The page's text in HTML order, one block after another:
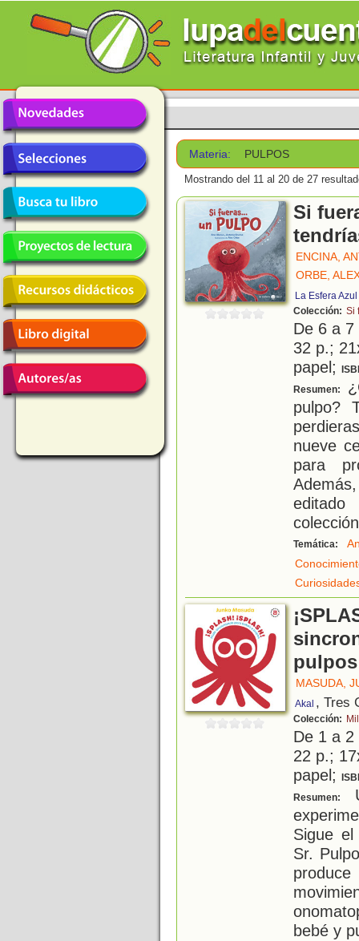
Materia: PULPOS
Mostrando del 11 al 20 de 27
Si
ENCINA,
ORBE,
La Esfera Azul
Colección: Si
De 6 a
32 p.;
papel;
Resumen:
pulpo?
nueve
para
Temática:
pulpos
MASUDA,
Akal , Tres
Colección:
De 1 a
22 p.;
papel;
Resumen:
Sigue
Sr.
bebé y